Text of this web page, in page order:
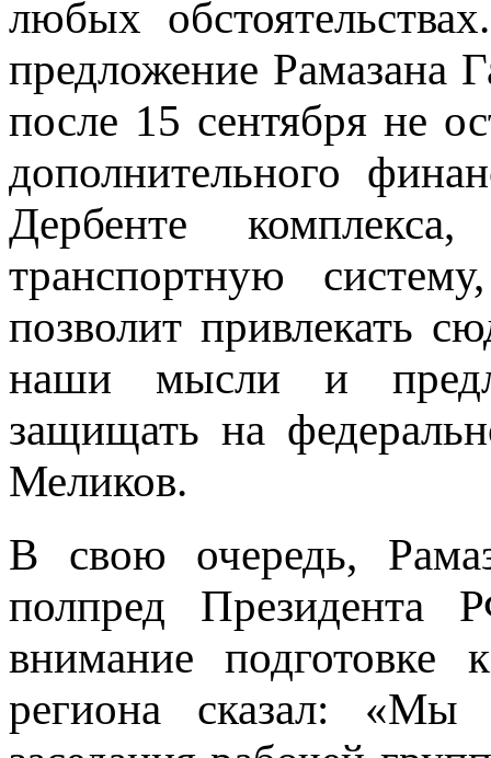
любых
предложение Рамазана
после 15 сентября не
дополнительного
Дербенте
транспортную
позволит привлекать
наши мысли и
защищать на
Меликов.
В свою очередь,
полпред
внимание
региона сказал: «Мы